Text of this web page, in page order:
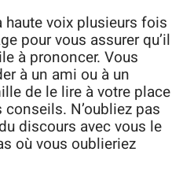
voix plusieurs fois
pour vous assurer qu’il
à prononcer. Vous
à un ami ou à un
de le lire à votre place
N’oubliez pas
discours avec vous le
où vous oublieriez